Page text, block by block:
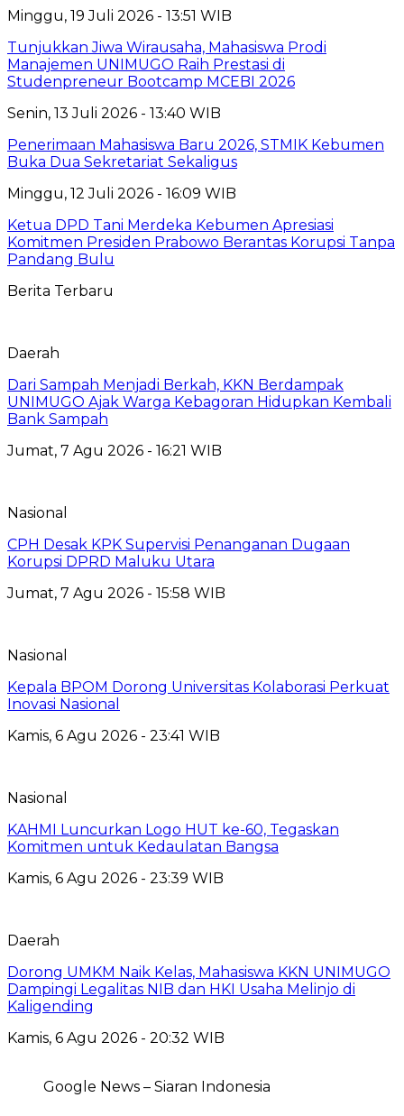
Minggu, 19 Juli 2026 - 13:51 WIB
Tunjukkan Jiwa Wirausaha, Mahasiswa Prodi
Manajemen UNIMUGO Raih Prestasi di
Studenpreneur Bootcamp MCEBI 2026
Senin, 13 Juli 2026 - 13:40 WIB
Penerimaan Mahasiswa Baru 2026, STMIK Kebumen
Buka Dua Sekretariat Sekaligus
Minggu, 12 Juli 2026 - 16:09 WIB
Ketua DPD Tani Merdeka Kebumen Apresiasi
Komitmen Presiden Prabowo Berantas Korupsi Tanpa
Pandang Bulu
Berita Terbaru
Daerah
Dari Sampah Menjadi Berkah, KKN Berdampak
UNIMUGO Ajak Warga Kebagoran Hidupkan Kembali
Bank Sampah
Jumat, 7 Agu 2026 - 16:21 WIB
Nasional
CPH Desak KPK Supervisi Penanganan Dugaan
Korupsi DPRD Maluku Utara
Jumat, 7 Agu 2026 - 15:58 WIB
Nasional
Kepala BPOM Dorong Universitas Kolaborasi Perkuat
Inovasi Nasional
Kamis, 6 Agu 2026 - 23:41 WIB
Nasional
KAHMI Luncurkan Logo HUT ke-60, Tegaskan
Komitmen untuk Kedaulatan Bangsa
Kamis, 6 Agu 2026 - 23:39 WIB
Daerah
Dorong UMKM Naik Kelas, Mahasiswa KKN UNIMUGO
Dampingi Legalitas NIB dan HKI Usaha Melinjo di
Kaligending
Kamis, 6 Agu 2026 - 20:32 WIB
Google News – Siaran Indonesia